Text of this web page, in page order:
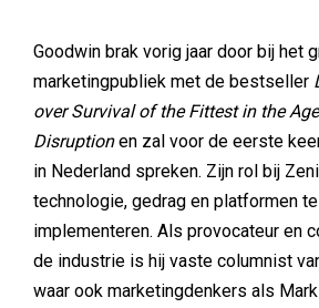
Goodwin brak vorig jaar door bij het
marketingpubliek met de bestseller
over Survival of the Fittest in the
Disruptionen zal voor de eerste
in Nederland spreken. Zijn rol bij
technologie, gedrag en platformen
implementeren. Als provocateur en
de industrie is hij vaste columnist
waar ook marketingdenkers als